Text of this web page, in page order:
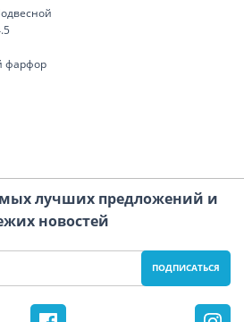
фарфор
лучших предложений и
новостей